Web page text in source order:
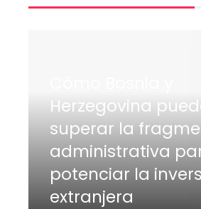
Herzegovina
superar la
administrativa
potenciar la
extranjera